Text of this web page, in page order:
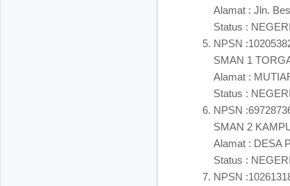
Alamat : Jln.
Status : NEGERI
NPSN
SMAN 1
Alamat :
Status : NEGERI
NPSN
SMAN 2
Alamat : DESA
Status : NEGERI
NPSN